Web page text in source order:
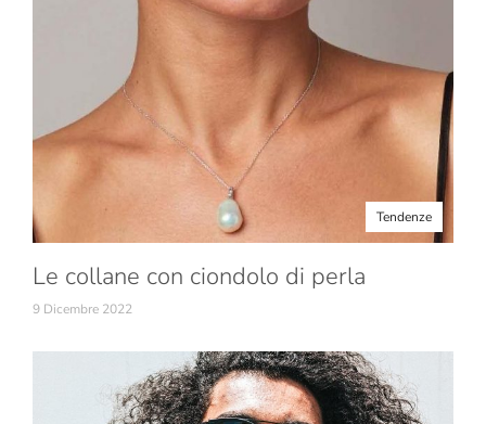
Tendenze
Le collane con ciondolo di perla
9 Dicembre 2022